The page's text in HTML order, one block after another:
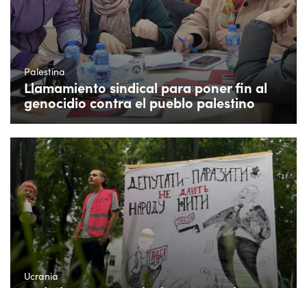
Palestina
Llamamiento sindical para poner fin al
genocidio contra el pueblo palestino
Ucrania